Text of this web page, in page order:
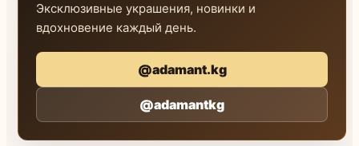
Эксклюзивные украшения, новинки и
вдохновение каждый день.
@adamant.kg
@adamantkg